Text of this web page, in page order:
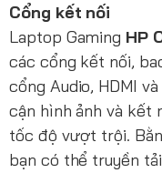
Cổng kết nối
Laptop Gaming HP
các cổng kết nối,
cổng Audio, HDMI
cận hình ảnh và kết
tốc độ vượt trội.
bạn có thể truyền